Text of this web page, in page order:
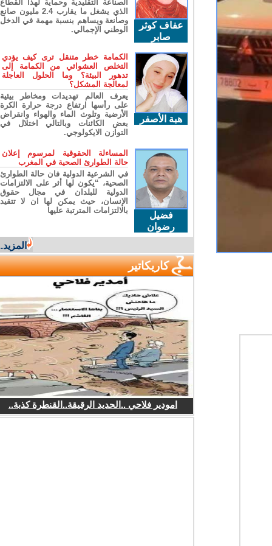
عفاف كوثر
صابر
الصناعة التقليدية وحماية لهذا القطاع
الذي يشغل ما يقارب 2.4 مليون صانع
وصانعة ويساهم بنسبة مهمة في الدخل
الوطني الإجمالي.
هبة الأصفر
الكمامة خطر متنقل ترى كيف يؤدي
التخلص العشوائي من الكمامة إلى
تدهور البيئة؟ وما الحلول العاجلة
لمعالجة المشكل؟
يعرف العالم تهديدات ومخاطر بيئية
على رأسها ارتفاع درجة حرارة الكرة
الأرضية وتلوث الماء والهواء وانقراض
بعض الكائنات وبالتالي اختلال في
التوازن الايكولوجي.
فضيل
رضوان
المساءلة الحقوقية لمرسوم إعلان
حالة الطوارئ الصحية في المغرب
في الشرعية الدولية فان حالة الطوارئ
الصحية، “يكون لها أثر على الالتزامات
الدولية للبلدان في مجال حقوق
الإنسان، حيث يمكن لها ان لا تتقيد
بالالتزامات المترتبة عليها
المزيد...
كاريكاتير
امودير فلاحي ..الحديد الرقيقة..القنطرة كذبة..